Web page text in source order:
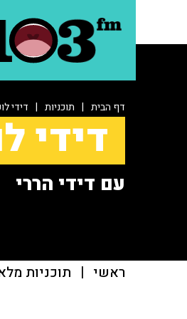
דף הבית | תוכניות | דידי
דידי
עם דידי הררי
ראשי | תוכניות